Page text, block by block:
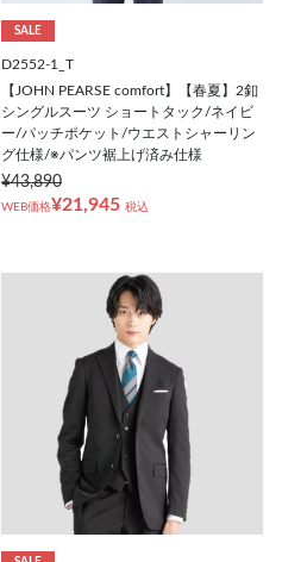
SALE
D2552-1_T
【JOHN PEARSE comfort】【春夏】2釦
シングルスーツ ショートタック/ネイビ
ー/パッチポケット/ウエストシャーリン
グ仕様/※パンツ裾上げ済み仕様
¥43,890
WEB価格¥21,945 税込